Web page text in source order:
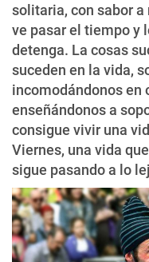
solitaria, con sabor a
ve pasar el tiempo y
detenga. La cosas
suceden en la vida,
incomodándonos en
enseñándonos a
consigue vivir una
Viernes, una vida
sigue pasando a lo